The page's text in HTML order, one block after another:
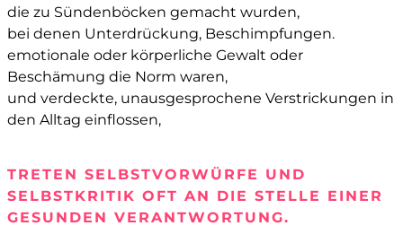
die zu Sündenböcken gemacht wurden,
bei denen Unterdrückung, Beschimpfungen.
emotionale oder körperliche Gewalt oder
Beschämung die Norm waren,
und verdeckte, unausgesprochene Verstrickungen in
den Alltag einflossen,
TRETEN SELBSTVORWÜRFE UND
SELBSTKRITIK OFT AN DIE STELLE EINER
GESUNDEN VERANTWORTUNG.